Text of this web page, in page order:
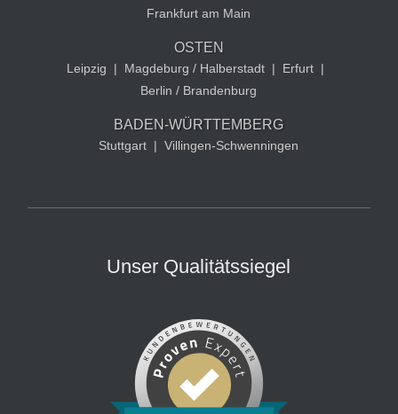
Frankfurt am Main
OSTEN
Leipzig | Magdeburg / Halberstadt | Erfurt |
Berlin / Brandenburg
BADEN-WÜRTTEMBERG
Stuttgart | Villingen-Schwenningen
Unser Qualitätssiegel